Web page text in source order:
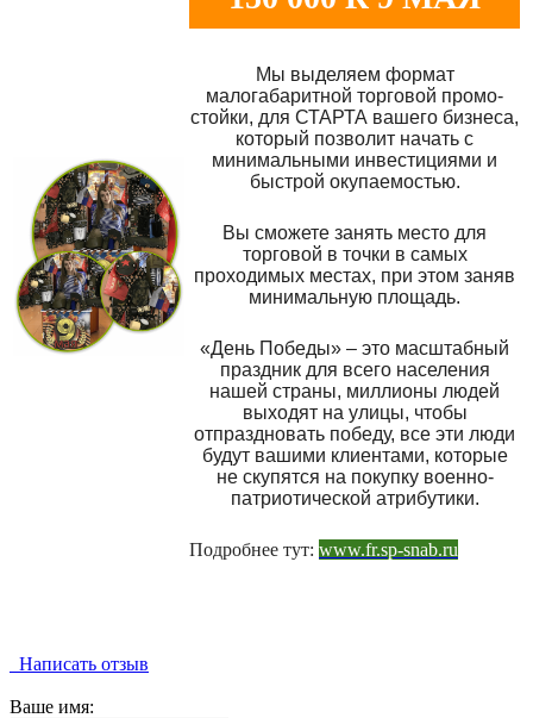
Мы выделяем формат
малогабаритной торговой промо-
стойки, для СТАРТА вашего бизнеса,
который позволит начать с
минимальными инвестициями и
быстрой окупаемостью.
Вы сможете занять место для
торговой в точки в самых
проходимых местах, при этом заняв
минимальную площадь.
«День Победы» – это масштабный
праздник для всего населения
нашей страны, миллионы людей
выходят на улицы, чтобы
отпраздновать победу, все эти люди
будут вашими клиентами, которые
не скупятся на покупку военно-
патриотической атрибутики.
Подробнее тут: www.fr.sp-snab.ru
Написать отзыв
Ваше имя: